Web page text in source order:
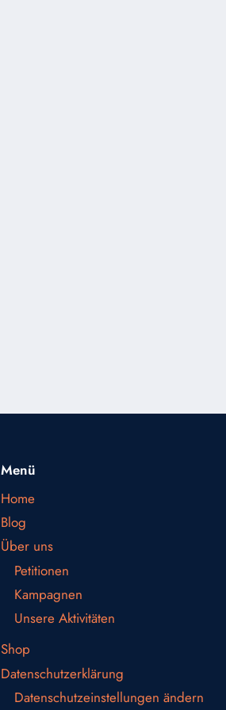
Menü
Home
Blog
Über uns
Petitionen
Kampagnen
Unsere Aktivitäten
Shop
Datenschutzerklärung
Datenschutzeinstellungen ändern